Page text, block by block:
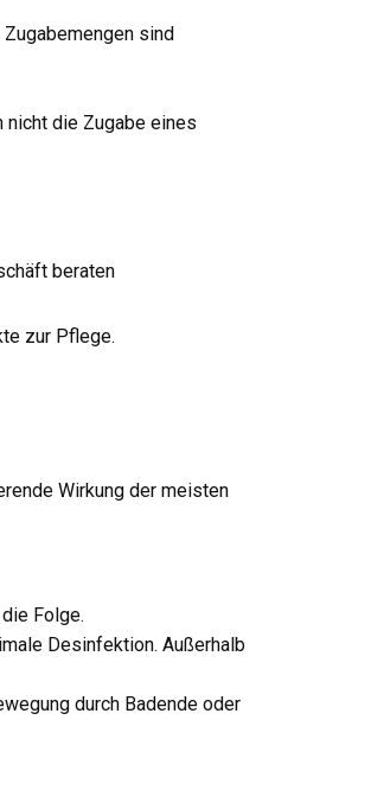
sind
die Zugabe eines
beraten
zur Pflege.
Wirkung der meisten
Folge.
Desinfektion. Außerhalb
durch Badende oder